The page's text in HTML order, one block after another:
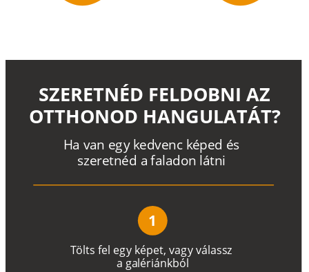
Tölts fel egy képet, vagyválassz
a galériánkból
Ha van egy kedvenc képed és
szeretnéd a faladon látni
SZERETNÉD FELDOBNI AZ
OTTHONOD HANGULATÁT?
1